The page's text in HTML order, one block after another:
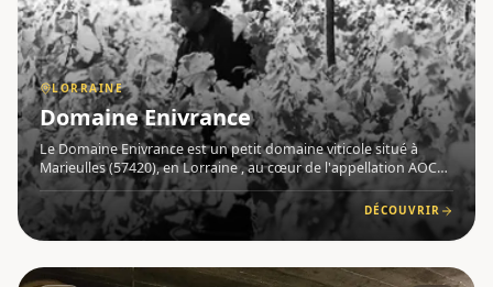
LORRAINE
Domaine Enivrance
Le Domaine Enivrance est un petit domaine viticole situé à
Marieulles (57420), en Lorraine , au cœur de l'appellation AOC
Moselle . Fondé en 2019 par Nicolas Pieron et repris à partir du
1er janvier 2020, ce domaine à taille humaine s'est iDÉCOUVRIR